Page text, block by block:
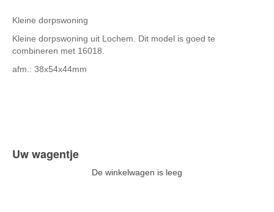
Kleine dorpswoning
Kleine dorpswoning uit Lochem. Dit model is goed te
combineren met 16018.
afm.: 38x54x44mm
Uw wagentje
De winkelwagen is leeg